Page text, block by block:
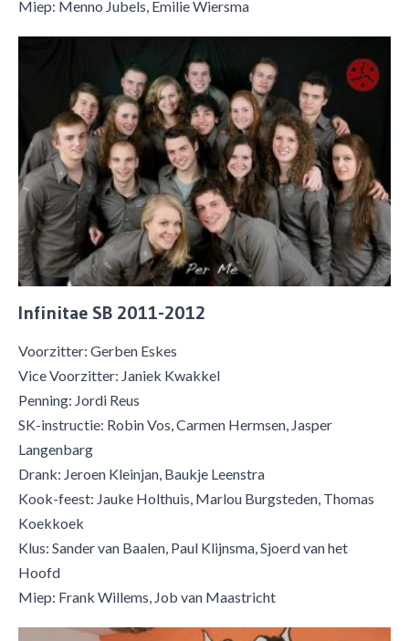
Miep: Menno Jubels, Emilie Wiersma
Infinitae SB 2011-2012
Voorzitter: Gerben Eskes
Vice Voorzitter: Janiek Kwakkel
Penning: Jordi Reus
SK-instructie: Robin Vos, Carmen Hermsen, Jasper
Langenbarg
Drank: Jeroen Kleinjan, Baukje Leenstra
Kook-feest: Jauke Holthuis, Marlou Burgsteden, Thomas
Koekkoek
Klus: Sander van Baalen, Paul Klijnsma, Sjoerd van het
Hoofd
Miep: Frank Willems, Job van Maastricht